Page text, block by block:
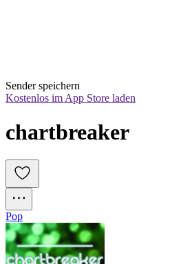
Sender speichern
Kostenlos im App Store laden
chartbreaker
Pop